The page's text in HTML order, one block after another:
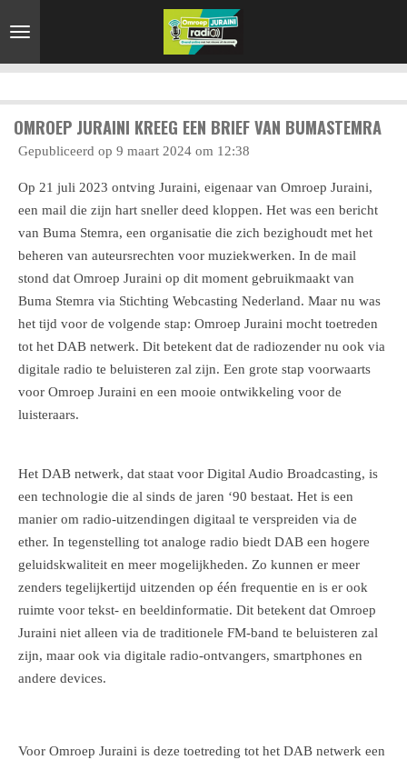
direct
naar
OMROEP JURAINI KREEG EEN BRIEF VAN BUMASTEMRA
Gepubliceerd op 9 maart 2024 om 12:38
Op 21 juli 2023 ontving Juraini, eigenaar van Omroep Juraini,
een mail die zijn hart sneller deed kloppen. Het was een bericht
van Buma Stemra, een organisatie die zich bezighoudt met het
beheren van auteursrechten voor muziekwerken. In de mail
stond dat Omroep Juraini op dit moment gebruikmaakt van
Buma Stemra via Stichting Webcasting Nederland. Maar nu was
het tijd voor de volgende stap: Omroep Juraini mocht toetreden
tot het DAB netwerk. Dit betekent dat de radiozender nu ook via
digitale radio te beluisteren zal zijn. Een grote stap voorwaarts
voor Omroep Juraini en een mooie ontwikkeling voor de
luisteraars.
Het DAB netwerk, dat staat voor Digital Audio Broadcasting, is
een technologie die al sinds de jaren ‘90 bestaat. Het is een
manier om radio-uitzendingen digitaal te verspreiden via de
ether. In tegenstelling tot analoge radio biedt DAB een hogere
geluidskwaliteit en meer mogelijkheden. Zo kunnen er meer
zenders tegelijkertijd uitzenden op één frequentie en is er ook
ruimte voor tekst- en beeldinformatie. Dit betekent dat Omroep
Juraini niet alleen via de traditionele FM-band te beluisteren zal
zijn, maar ook via digitale radio-ontvangers, smartphones en
andere devices.
Voor Omroep Juraini is deze toetreding tot het DAB netwerk een